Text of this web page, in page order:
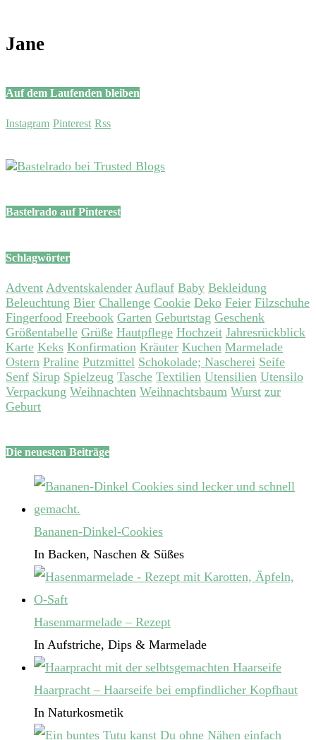
Jane
Auf dem Laufenden bleiben
Instagram Pinterest Rss
Bastelrado auf Pinterest
Schlagwörter
Advent Adventskalender Auflauf Baby Bekleidung
Beleuchtung Bier Challenge Cookie Deko Feier Filzschuhe
Fingerfood Freebook Garten Geburtstag Geschenk
Größentabelle Grüße Hautpflege Hochzeit Jahresrückblick
Karte Keks Konfirmation Kräuter Kuchen Marmelade
Ostern Praline Putzmittel Schokolade; Nascherei Seife
Senf Sirup Spielzeug Tasche Textilien Utensilien Utensilo
Verpackung Weihnachten Weihnachtsbaum Wurst zur
Geburt
Die neuesten Beiträge
Bananen-Dinkel-Cookies
In Backen, Naschen & Süßes
Hasenmarmelade – Rezept
In Aufstriche, Dips & Marmelade
Haarpracht – Haarseife bei empfindlicher Kopfhaut
In Naturkosmetik